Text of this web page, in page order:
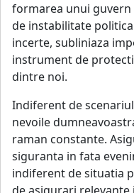
formarea unui
de instabilitate
incerte, subliniaza
instrument de
dintre noi.
Indiferent de
nevoile
raman constante.
siguranta in fata
indiferent de situatia